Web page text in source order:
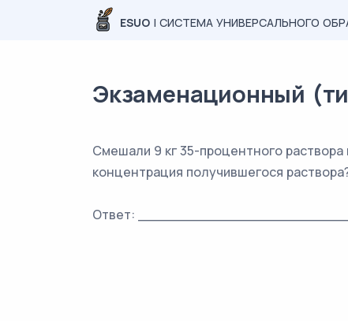
ESUO | СИСТЕМА УНИВЕРСАЛЬНОГО
Экзаменационный
Смешали 9 кг 35-процентного
концентрация получившегося
Ответ: